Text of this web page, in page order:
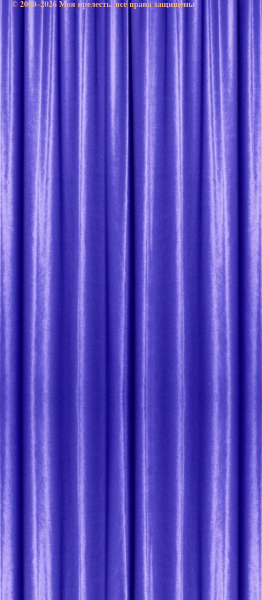
© 2000–2026 Моя прелесть. все права защищены